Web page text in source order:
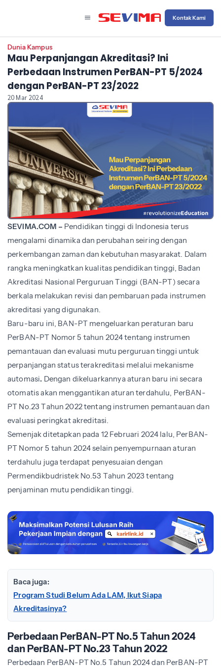
Kontak Kami
Dunia Kampus
Mau Perpanjangan Akreditasi? Ini
Perbedaan Instrumen PerBAN-PT 5/2024
dengan PerBAN-PT 23/2022
20 Mar 2024
SEVIMA.COM – Pendidikan tinggi di Indonesia terus
mengalami dinamika dan perubahan seiring dengan
perkembangan zaman dan kebutuhan masyarakat. Dalam
rangka meningkatkan kualitas pendidikan tinggi, Badan
Akreditasi Nasional Perguruan Tinggi (BAN-PT) secara
berkala melakukan revisi dan pembaruan pada instrumen
akreditasi yang digunakan.
Baru-baru ini, BAN-PT mengeluarkan peraturan baru
PerBAN-PT Nomor 5 tahun 2024 tentang instrumen
pemantauan dan evaluasi mutu perguruan tinggi untuk
perpanjangan status terakreditasi melalui mekanisme
automasi. Dengan dikeluarkannya aturan baru ini secara
otomatis akan menggantikan aturan terdahulu, PerBAN-
PT No.23 Tahun 2022 tentang instrumen pemantauan dan
evaluasi peringkat akreditasi.
Semenjak ditetapkan pada 12 Februari 2024 lalu, PerBAN-
PT Nomor 5 tahun 2024 selain penyempurnaan aturan
terdahulu juga terdapat penyesuaian dengan
Permendikbudristek No.53 Tahun 2023 tentang
penjaminan mutu pendidikan tinggi.
Baca juga:
Program Studi Belum Ada LAM, Ikut Siapa
Akreditasinya?
Perbedaan PerBAN-PT No.5 Tahun 2024
dan PerBAN-PT No.23 Tahun 2022
Perbedaan PerBAN-PT No.5 Tahun 2024 dan PerBAN-PT